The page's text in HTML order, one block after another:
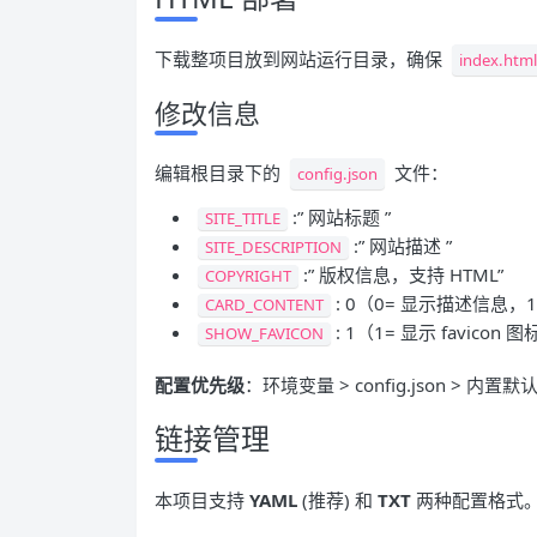
下载整项目放到网站运行目录，确保 index.html
修改信息
编辑根目录下的 config.json 文件：
SITE_TITLE :” 网站标题 ”
SITE_DESCRIPTION :” 网站描述 ”
COPYRIGHT :” 版权信息，支持 HTML”
CARD_CONTENT : 0（0= 显示描述信息，
SHOW_FAVICON : 1（1= 显示 favicon 图
配置优先级：环境变量 > config.json > 内置默
链接管理
本项目支持 YAML (推荐) 和 TXT 两种配置格式